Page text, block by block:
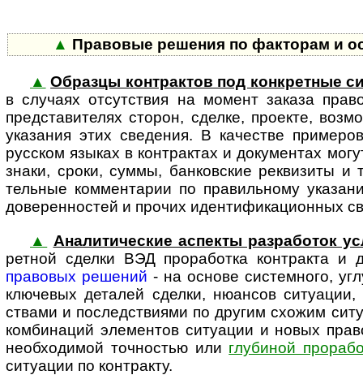
▲ Правовые решения по факторам и
▲ Образцы контрактов под конкретные
в случаях отсут­ствия на момент заказа
предста­вителях сторон, сделке, проекте,
указания этих сведения. В качестве
русском языках в контрактах и документах
знаки, сроки, суммы, банковские реквизиты
тельные комментарии по правильному
доверенностей и прочих иденти­фика­ци­онных
▲
Аналитические аспекты разработок
ретной сделки ВЭД прора­ботка контракта
правовых решений - на основе системного,
ключевых деталей сделки, нюансов
ствами и последствиями по другим схожим
комбинаций элементов ситуации и новых
необходимой точностью или глубиной
ситуации по контракту.